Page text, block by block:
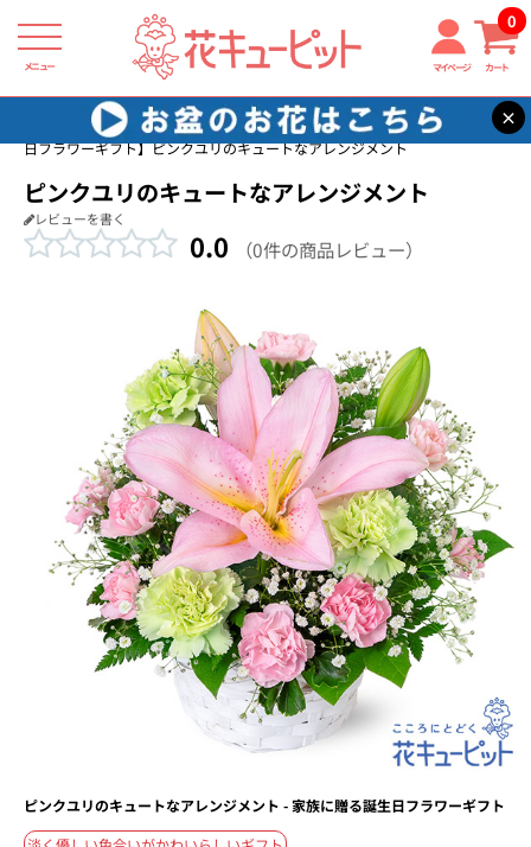
メニュー マイページ カート
0
×
花キューピット 家族に贈る誕生日フラワーギフト
【家族に贈る誕生
日フラワーギフト】ピンクユリのキュートなアレンジメント
ピンクユリのキュートなアレンジメント
レビューを書く
0.0 （0件の商品レビュー）
ピンクユリのキュートなアレンジメント - 家族に贈る誕生日フラワーギフト